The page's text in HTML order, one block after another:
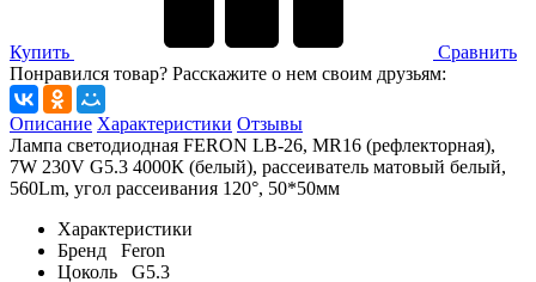
Купить
Сравнить
Понравился товар? Расскажите о нем своим друзьям:
Описание Характеристики Отзывы
Лампа светодиодная FERON LB-26, MR16 (рефлекторная),
7W 230V G5.3 4000К (белый), рассеиватель матовый белый,
560Lm, угол рассеивания 120°, 50*50мм
Характеристики
Бренд
Feron
Цоколь
G5.3